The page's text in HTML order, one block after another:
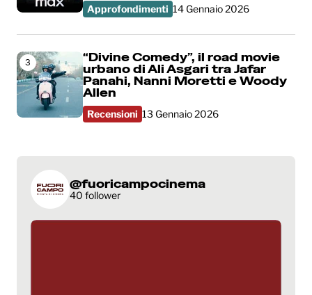
Approfondimenti 14 Gennaio 2026
3
“Divine Comedy”, il road movie
urbano di Ali Asgari tra Jafar
Panahi, Nanni Moretti e Woody
Allen
Recensioni 13 Gennaio 2026
@fuoricampocinema
40 follower